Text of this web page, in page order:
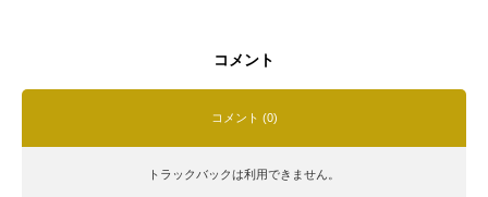
コメント
コメント (0)
トラックバックは利用できません。